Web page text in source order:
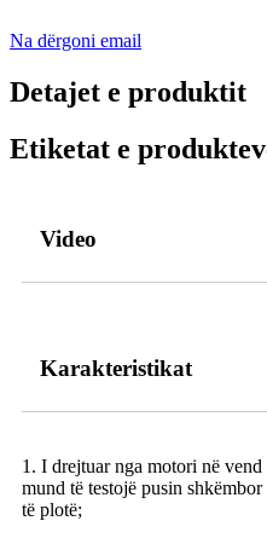
Na dërgoni email
Detajet e produktit
Etiketat e
Video
Karakteristikat
1. I drejtuar nga motori në vend
mund të testojë pusin
të plotë;